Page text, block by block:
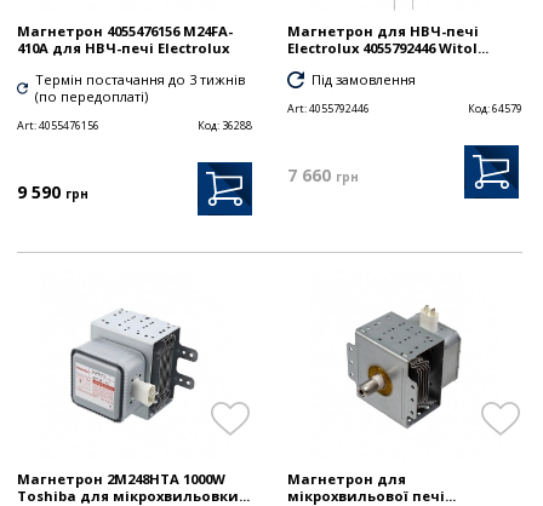
Магнетрон 4055476156 M24FA-
410A для НВЧ-печі Electrolux
Термін постачання до 3 тижнів
(по передоплаті)
Art:4055476156 Код: 36288
9 590 грн
Магнетрон для НВЧ-печі
Electrolux 4055792446 Witol...
Під замовлення
Art:4055792446 Код:64579
7 660 грн
Магнетрон 2M248HTA 1000W
Toshiba для мікрохвильовки...
Магнетрон для
мікрохвильової печі...